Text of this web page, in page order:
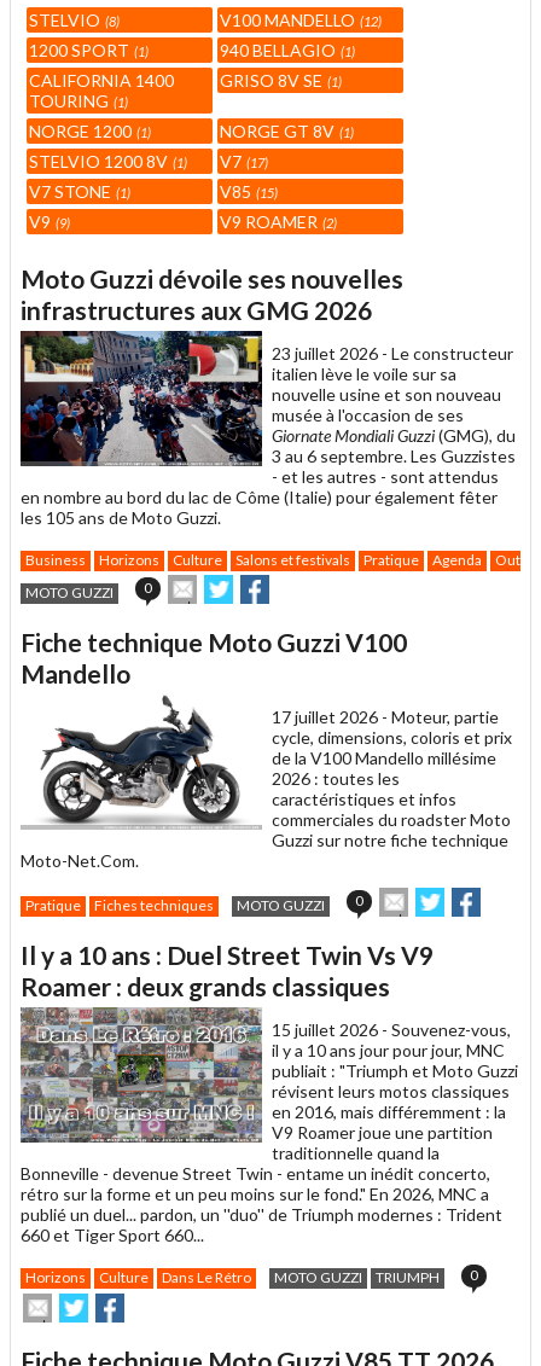
STELVIO 8 V100 MANDELLO 12
1200 SPORT 1 940 BELLAGIO 1
CALIFORNIA 1400
TOURING
1
GRISO 8V SE 1
NORGE 1200 1 NORGE GT 8V 1
STELVIO 1200 8V 1 V7 17
V7 STONE 1 V85 15
V9 9 V9 ROAMER 2
Moto Guzzi dévoile ses nouvelles
infrastructures aux GMG 2026
23 juillet 2026 - Le constructeur
italien lève le voile sur sa
nouvelle usine et son nouveau
musée à l'occasion de ses
Giornate Mondiali Guzzi(GMG), du
3 au 6 septembre. Les Guzzistes
- et les autres - sont attendus
en nombre au bord du lac de Côme (Italie) pour également fêter
les 105 ans de Moto Guzzi.
Business Horizons Culture Salons et festivals Pratique Agenda
Outil
MOTO GUZZI
0
Envoyer
cet
à
Partager
sur sur
Fiche technique Moto Guzzi V100
Mandello
17 juillet 2026 - Moteur, partie
cycle, dimensions, coloris et prix
de la V100 Mandello millésime
2026 : toutes les
caractéristiques et infos
commerciales du roadster Moto
Guzzi sur notre fiche technique
Moto-Net.Com.
Pratique Fiches techniques MOTO GUZZI 0
Envoyer
cet
à
un
ami
Partager
sur sur
Il y a 10 ans : Duel Street Twin Vs V9
Roamer : deux grands classiques
15 juillet 2026 - Souvenez-vous,
il y a 10 ans jour pour jour, MNC
publiait : "Triumph et Moto Guzzi
révisent leurs motos classiques
en 2016, mais différemment : la
V9 Roamer joue une partition
traditionnelle quand la
Bonneville - devenue Street Twin - entame un inédit concerto,
rétro sur la forme et un peu moins sur le fond." En 2026, MNC a
publié un duel... pardon, un ''duo'' de Triumph modernes : Trident
660 et Tiger Sport 660...
Horizons Culture Dans Le Rétro MOTO GUZZI TRIUMPH 0
Envoyer
cet
Partager
sur
sur